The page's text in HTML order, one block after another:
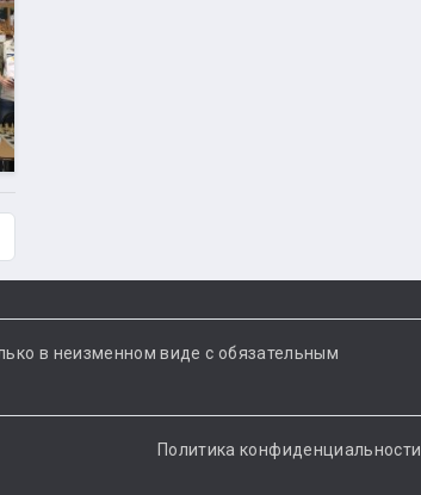
в неизменном виде с обязательным
Политика конфиденциальности